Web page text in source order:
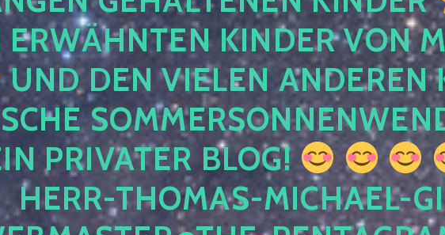
ERWÄHNTEN KINDER VON
UND DEN VIELEN ANDEREN
PRIVATER BLOG!
HERR-THOMAS-MICHAEL-